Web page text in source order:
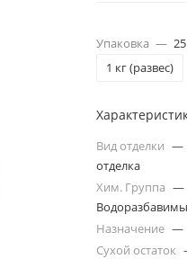
Упаковка —
1 кг (развес)
Вид отделки —
отделка
Хим. Группа —
Назначение —
Сухой остаток